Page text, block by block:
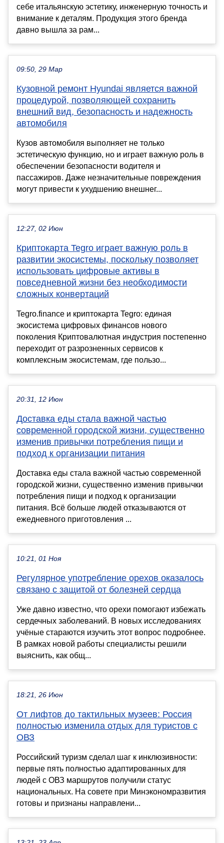
себе итальянскую эстетику, инженерную точность и
внимание к деталям. Продукция этого бренда
давно вышла за рам...
09:50, 29 Мар
Кузовной ремонт Hyundai является важной
процедурой, позволяющей сохранить
внешний вид, безопасность и надежность
автомобиля
Кузов автомобиля выполняет не только
эстетическую функцию, но и играет важную роль в
обеспечении безопасности водителя и
пассажиров. Даже незначительные повреждения
могут привести к ухудшению внешнег...
12:27, 02 Июн
Криптокарта Tegro играет важную роль в
развитии экосистемы, поскольку позволяет
использовать цифровые активы в
повседневной жизни без необходимости
сложных конвертаций
Tegro.finance и криптокарта Tegro: единая
экосистема цифровых финансов нового
поколения Криптовалютная индустрия постепенно
переходит от разрозненных сервисов к
комплексным экосистемам, где пользо...
20:31, 12 Июн
Доставка еды стала важной частью
современной городской жизни, существенно
изменив привычки потребления пищи и
подход к организации питания
Доставка еды стала важной частью современной
городской жизни, существенно изменив привычки
потребления пищи и подход к организации
питания. Всё больше людей отказываются от
ежедневного приготовления ...
10:21, 01 Ноя
Регулярное употребление орехов оказалось
связано с защитой от болезней сердца
Уже давно известно, что орехи помогают избежать
сердечных заболеваний. В новых исследованиях
учёные стараются изучить этот вопрос подробнее.
В рамках новой работы специалисты решили
выяснить, как общ...
18:21, 26 Июн
От лифтов до тактильных музеев: Россия
полностью изменила отдых для туристов с
ОВЗ
Российский туризм сделал шаг к инклюзивности:
первые пять полностью адаптированных для
людей с ОВЗ маршрутов получили статус
национальных. На совете при Минэкономразвития
готовы и признаны направлени...